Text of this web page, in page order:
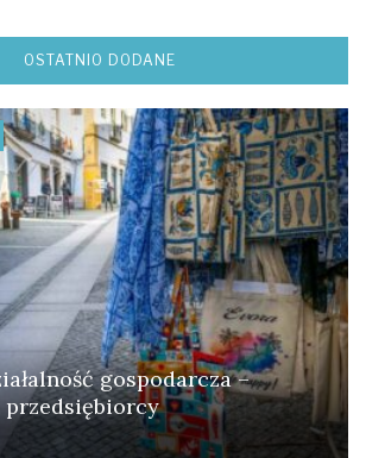
OSTATNIO DODANE
gospodarcza –